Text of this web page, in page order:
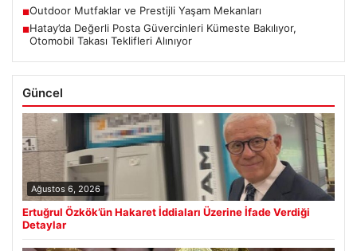
■Outdoor Mutfaklar ve Prestijli Yaşam Mekanları
■Hatay’da Değerli Posta Güvercinleri Kümeste Bakılıyor,
Otomobil Takası Teklifleri Alınıyor
Güncel
Ağustos 6, 2026
Ertuğrul Özkök’ün Hakaret İddiaları Üzerine İfade Verdiği
Detaylar